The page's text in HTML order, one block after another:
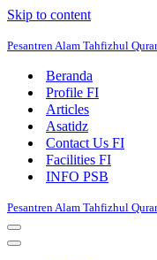
Skip to content
Pesantren Alam Tahfizhul
Beranda
Profile FI
Articles
Asatidz
Contact Us FI
Facilities FI
INFO PSB
Pesantren Alam Tahfizhul
Navigation
Menu
Navigation